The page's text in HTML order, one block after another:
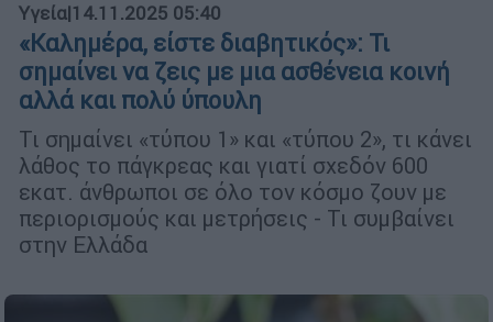
Υγεία|14.11.2025 05:40
«Καλημέρα, είστε διαβητικός»: Τι
σημαίνει να ζεις με μια ασθένεια κοινή
αλλά και πολύ ύπουλη
Τι σημαίνει «τύπου 1» και «τύπου 2», τι κάνει
λάθος το πάγκρεας και γιατί σχεδόν 600
εκατ. άνθρωποι σε όλο τον κόσμο ζουν με
περιορισμούς και μετρήσεις - Τι συμβαίνει
στην Ελλάδα